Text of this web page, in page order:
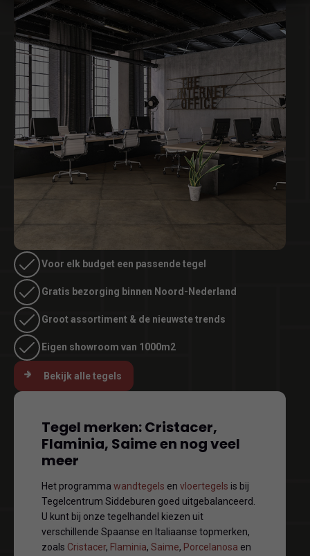
Voor elk budget een passende tegel
Gratis bezorging binnen Noord-Nederland
Groot assortiment & de nieuwste trends
Eigen showroom van 1000m2
Bekijk alle tegels
Tegel merken: Cristacer,
Flaminia, Saime en nog veel
meer
Het programma wandtegels en vloertegels is bij
Tegelcentrum Siddeburen goed uitgebalanceerd.
U kunt bij onze tegelhandel kiezen uit
verschillende Spaanse en Italiaanse topmerken,
zoals Cristacer, Flaminia, Saime, Porcelanosa en